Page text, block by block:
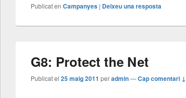
Publicat en Campanyes | Deixeu una resposta
G8: Protect the Net
Publicat el 25 maig 2011 peradmin—Cap comentari ↓